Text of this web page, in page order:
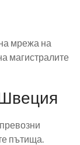
мрежа на
магистралите
пътища.